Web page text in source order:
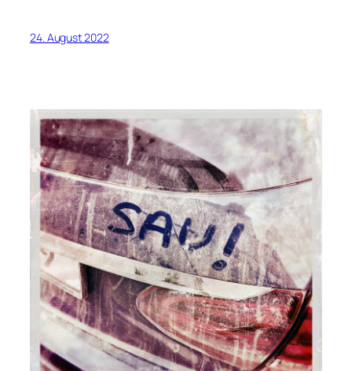
24. August 2022